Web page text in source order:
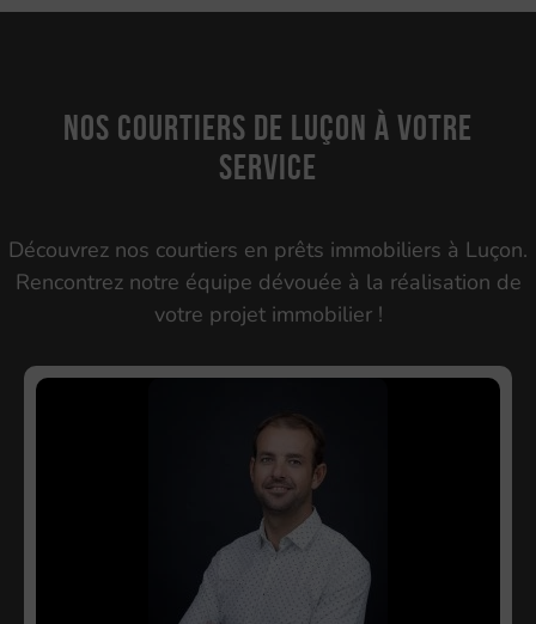
Nos courtiers de Luçon à votre
service
Découvrez nos courtiers en prêts immobiliers à Luçon.
Rencontrez notre équipe dévouée à la réalisation de
votre projet immobilier !